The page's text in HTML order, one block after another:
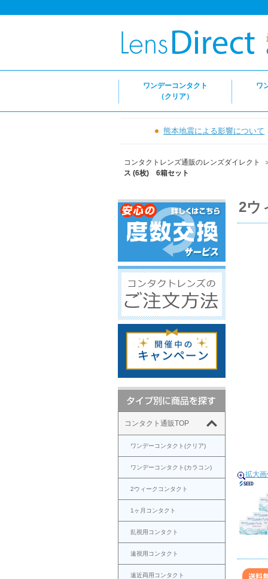
ワンデーコンタクト
（クリア）
ワ
熊本地震による影響について
コンタクトレンズ通販のレンズダイレクト
ス (6枚) 6箱セット
コンタクト通販TOP
ワンデーコンタクト(クリア)
ワンデーコンタクト(カラコン)
2ウィークコンタクト
1ヶ月コンタクト
乱視用コンタクト
遠視用コンタクト
遠近両用コンタクト
2ウ
拡大